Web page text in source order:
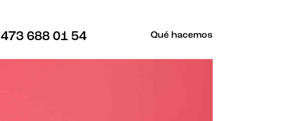
473 688 01 54 Qué hacemos